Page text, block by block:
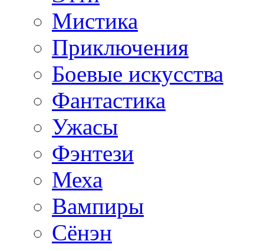
Мистика
Приключения
Боевые искусства
Фантастика
Ужасы
Фэнтези
Меха
Вампиры
Сёнэн